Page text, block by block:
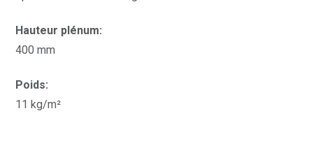
Hauteur plénum:
400 mm
Poids:
11 kg/m²